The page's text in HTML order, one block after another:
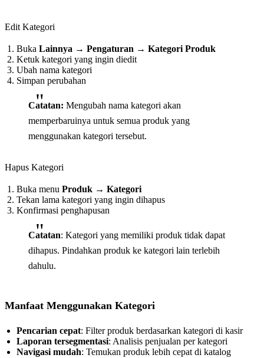
Edit Kategori
Buka Lainnya → Pengaturan → Kategori Produk
Ketuk kategori yang ingin diedit
Ubah nama kategori
Simpan perubahan
Catatan: Mengubah nama kategori akan
memperbaruinya untuk semua produk yang
menggunakan kategori tersebut.
Hapus Kategori
Buka menu Produk → Kategori
Tekan lama kategori yang ingin dihapus
Konfirmasi penghapusan
Catatan: Kategori yang memiliki produk tidak dapat
dihapus. Pindahkan produk ke kategori lain terlebih
dahulu.
Manfaat Menggunakan Kategori
Pencarian cepat: Filter produk berdasarkan kategori di kasir
Laporan tersegmentasi: Analisis penjualan per kategori
Navigasi mudah: Temukan produk lebih cepat di katalog